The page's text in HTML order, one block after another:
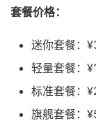
套餐价格：
迷你套餐：
轻量套餐：
标准套餐：
旗舰套餐：